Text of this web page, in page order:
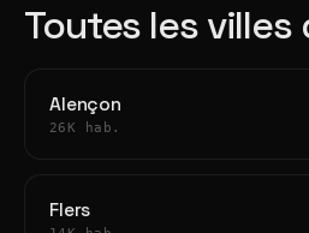
Toutes les villes
Alençon
26K hab.
Flers